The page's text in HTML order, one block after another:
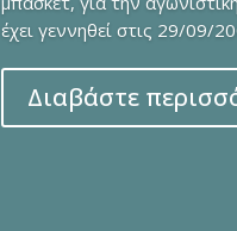
έχει γεννηθεί στις 29/09/
Διαβάστε